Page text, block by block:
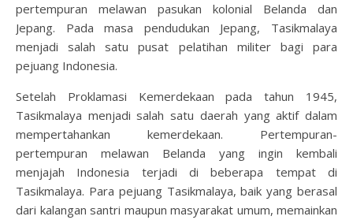
pertempuran melawan pasukan kolonial Belanda dan
Jepang. Pada masa pendudukan Jepang, Tasikmalaya
menjadi salah satu pusat pelatihan militer bagi para
pejuang Indonesia.
Setelah Proklamasi Kemerdekaan pada tahun 1945,
Tasikmalaya menjadi salah satu daerah yang aktif dalam
mempertahankan kemerdekaan. Pertempuran-
pertempuran melawan Belanda yang ingin kembali
menjajah Indonesia terjadi di beberapa tempat di
Tasikmalaya. Para pejuang Tasikmalaya, baik yang berasal
dari kalangan santri maupun masyarakat umum, memainkan